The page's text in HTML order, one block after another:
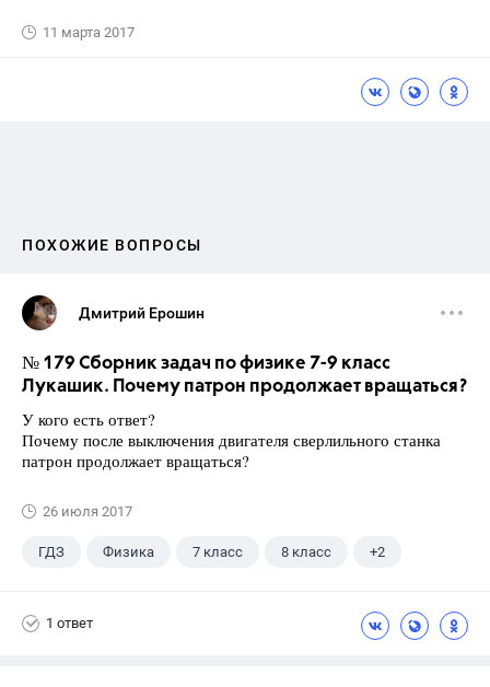
11 марта 2017
ПОХОЖИЕ ВОПРОСЫ
Дмитрий Ерошин
№ 179 Сборник задач по физике 7-9 класс
Лукашик. Почему патрон продолжает вращаться?
У кого есть ответ?
Почему после выключения двигателя сверлильного станка
патрон продолжает вращаться?
26 июля 2017
ГДЗ Физика 7 класс 8 класс +2
1 ответ